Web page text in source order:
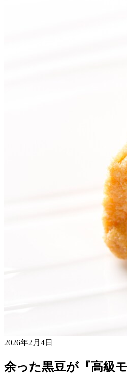
2026年2月4日
余った黒豆が『高級